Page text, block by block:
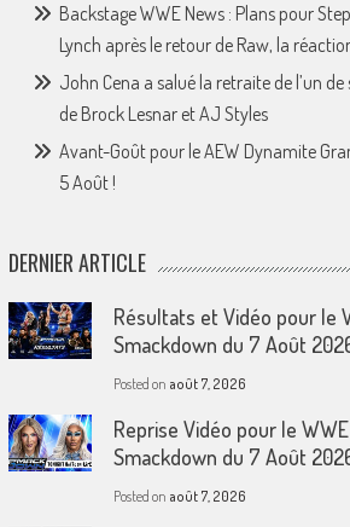
Backstage WWE News : Plans pour
Lynch après le retour de Raw, la
John Cena a salué la retraite de l’un
de Brock Lesnar et AJ Styles
Avant-Goût pour le AEW Dynamite
5 Août !
DERNIER ARTICLE
Résultats et Vidéo pour le
Smackdown du 7 Août
Posted on août 7, 2026
Reprise Vidéo pour le
Smackdown du 7 Août
Posted on août 7, 2026